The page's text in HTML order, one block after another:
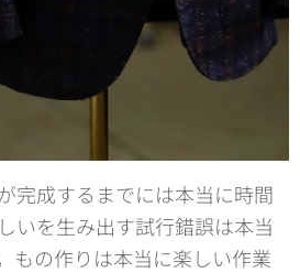
完成するまでには本当に時間
いを生み出す試行錯誤は本当
もの作りは本当に楽しい作業